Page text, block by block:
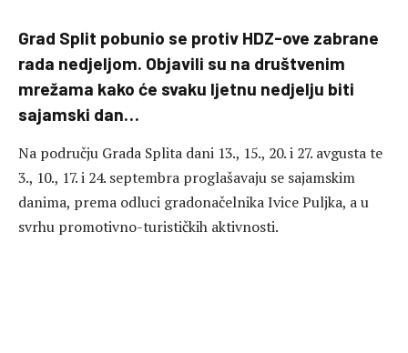
Grad Split pobunio se protiv HDZ-ove zabrane
rada nedjeljom. Objavili su na društvenim
mrežama kako će svaku ljetnu nedjelju biti
sajamski dan…
Na području Grada Splita dani 13., 15., 20. i 27. avgusta te
3., 10., 17. i 24. septembra proglašavaju se sajamskim
danima, prema odluci gradonačelnika Ivice Puljka, a u
svrhu promotivno-turističkih aktivnosti.